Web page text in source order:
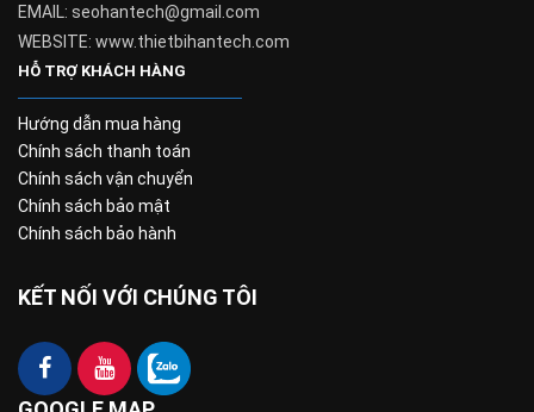
EMAIL: seohantech@gmail.com
WEBSITE: www.thietbihantech.com
HỖ TRỢ KHÁCH HÀNG
Hướng dẫn mua hàng
Chính sách thanh toán
Chính sách vận chuyển
Chính sách bảo mật
Chính sách bảo hành
KẾT NỐI VỚI CHÚNG TÔI